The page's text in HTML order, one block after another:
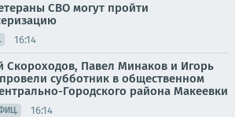
СВО могут пройти
16:14
Скороходов, Павел Минаков и Игорь
субботник в общественном
Городского района Макеевки
16:14